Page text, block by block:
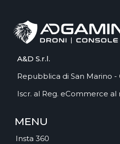
A&D S.r.l.
Repubblica di San Marino -
Iscr. al Reg. eCommerce al
MENU
Insta 360